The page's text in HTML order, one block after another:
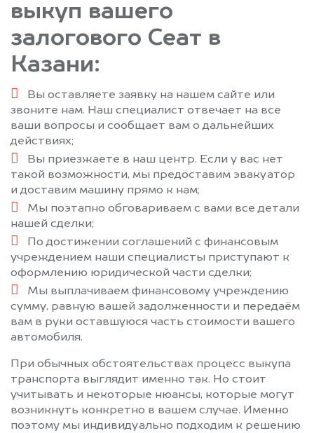
выкуп вашего
залогового Сеат в
Казани:
Вы оставляете заявку на нашем сайте или
звоните нам. Наш специалист отвечает на все
ваши вопросы и сообщает вам о дальнейших
действиях;
Вы приезжаете в наш центр. Если у вас нет
такой возможности, мы предоставим эвакуатор
и доставим машину прямо к нам;
Мы поэтапно обговариваем с вами все детали
нашей сделки;
По достижении соглашений с финансовым
учреждением наши специалисты приступают к
оформлению юридической части сделки;
Мы выплачиваем финансовому учреждению
сумму, равную вашей задолженности и передаём
вам в руки оставшуюся часть стоимости вашего
автомобиля.
При обычных обстоятельствах процесс выкупа
транспорта выглядит именно так. Но стоит
учитывать и некоторые нюансы, которые могут
возникнуть конкретно в вашем случае. Именно
поэтому мы индивидуально подходим к решению